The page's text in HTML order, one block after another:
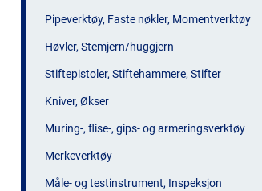
Pipeverktøy, Faste nøkler, Momentverktøy
Høvler, Stemjern/huggjern
Stiftepistoler, Stiftehammere, Stifter
Kniver, Økser
Muring-, flise-, gips- og armeringsverktøy
Merkeverktøy
Måle- og testinstrument, Inspeksjon